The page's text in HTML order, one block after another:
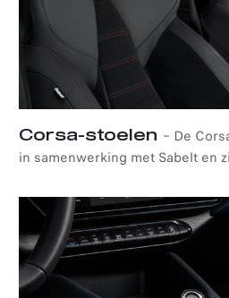
Corsa-stoelen – De
in samenwerking met Sabelt en
Met hun strakke ontwerp en
stralen ze een race-inspired